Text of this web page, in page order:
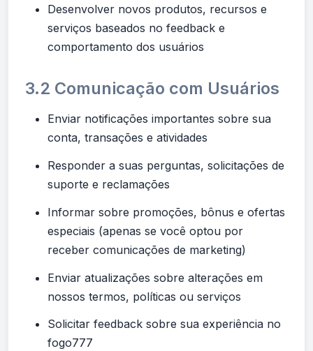
Desenvolver novos produtos, recursos e
serviços baseados no feedback e
comportamento dos usuários
3.2 Comunicação com Usuários
Enviar notificações importantes sobre sua
conta, transações e atividades
Responder a suas perguntas, solicitações de
suporte e reclamações
Informar sobre promoções, bônus e ofertas
especiais (apenas se você optou por
receber comunicações de marketing)
Enviar atualizações sobre alterações em
nossos termos, políticas ou serviços
Solicitar feedback sobre sua experiência no
fogo777